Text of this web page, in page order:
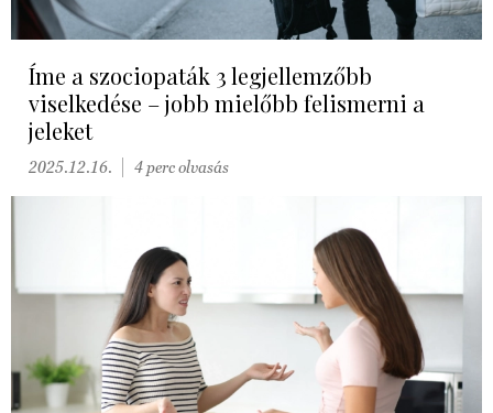
Íme a szociopaták 3 legjellemzőbb
viselkedése – jobb mielőbb felismerni a
jeleket
2025.12.16. 4 perc olvasás